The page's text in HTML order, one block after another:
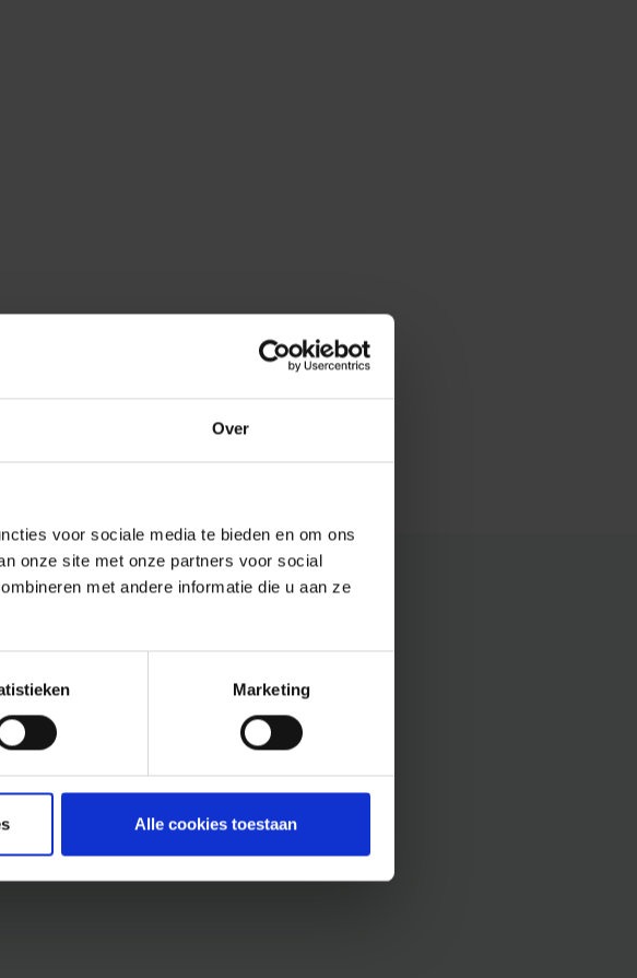
Over
voor sociale media te bieden en om ons
onze site met onze partners voor social
met andere informatie die u aan ze
Marketing
Alle cookies toestaan